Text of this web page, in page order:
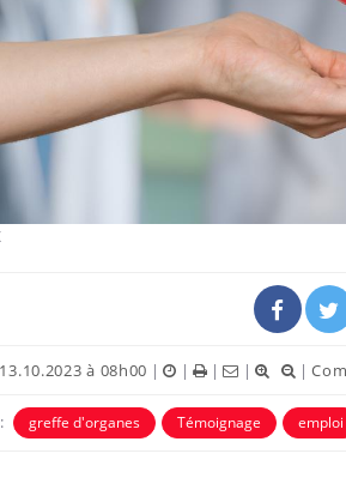
à 08h00 | | | | |
greffe d'organes Témoignage emploi